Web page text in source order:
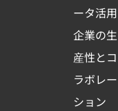
ータ活用
企業の生
産性とコ
ラボレー
ション